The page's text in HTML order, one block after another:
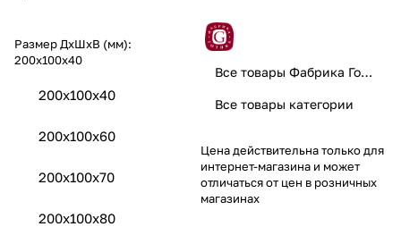
Размер ДхШхВ (мм):
200х100х40
200х100х40
200x100x60
200x100x70
200x100x80
Все товары Фабрика Готика
Все товары категории
Цена действительна только для
интернет-магазина и может
отличаться от цен в розничных
магазинах